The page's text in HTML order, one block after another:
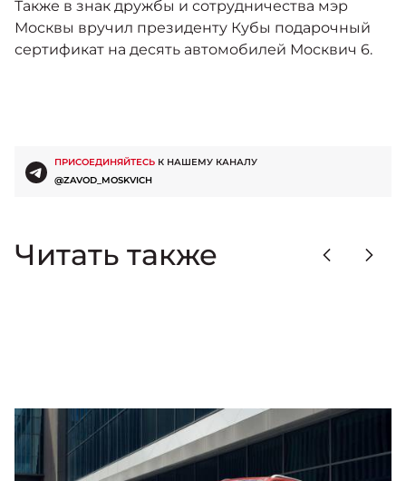
Также в знак дружбы и сотрудничества мэр
Москвы вручил президенту Кубы подарочный
сертификат на десять автомобилей Москвич 6.
ПРИСОЕДИНЯЙТЕСЬ К НАШЕМУ КАНАЛУ
@ZAVOD_MOSKVICH
Читать также